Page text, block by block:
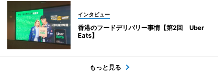
インタビュー
香港のフードデリバリー事情【第2回 Uber
Eats】
もっと見る